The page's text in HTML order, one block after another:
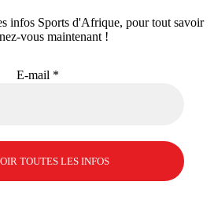
infos Sports d'Afrique, pour tout savoir
vous maintenant !
E-mail *